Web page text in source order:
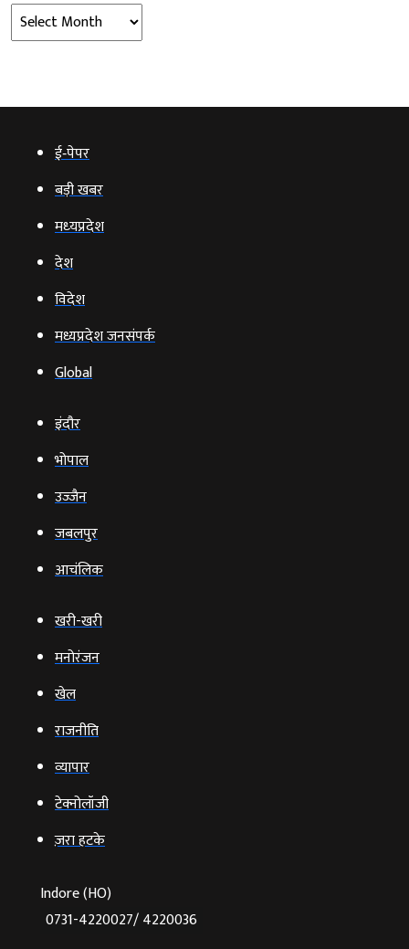
Archives
ई‑पेपर
बड़ी खबर
मध्‍यप्रदेश
देश
विदेश
मध्यप्रदेश जनसंपर्क
Global
इंदौर
भोपाल
उज्‍जैन
जबलपुर
आचंलिक
खरी-खरी
मनोरंजन
खेल
राजनीति
व्‍यापार
टेक्‍नोलॉजी
ज़रा हटके
Indore (HO)
0731-4220027/ 4220036